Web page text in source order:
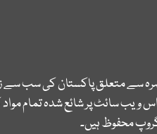
سے متعلق پاکستان کی سب سے
ویب سائٹ پر شائع شدہ تمام
محفوظ ہیں۔